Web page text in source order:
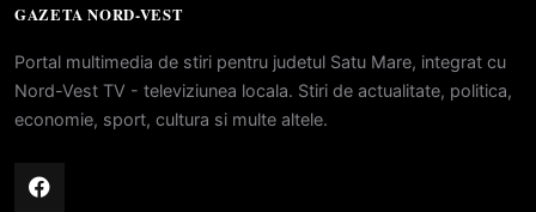
GAZETA NORD-VEST
Portal multimedia de stiri pentru judetul Satu Mare, integrat cu
Nord-Vest TV - televiziunea locala. Stiri de actualitate, politica,
economie, sport, cultura si multe altele.